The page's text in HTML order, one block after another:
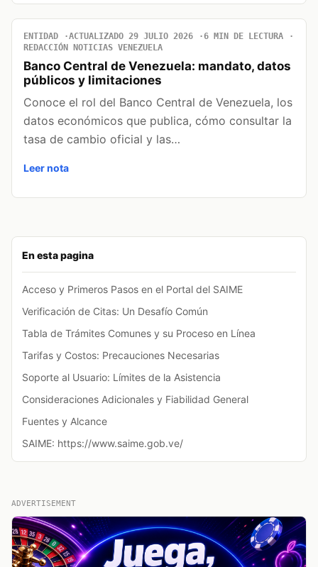
En esta pagina
Acceso y Primeros Pasos en el Portal del SAIME
Verificación de Citas: Un Desafío Común
Tabla de Trámites Comunes y su Proceso en Línea
Tarifas y Costos: Precauciones Necesarias
Soporte al Usuario: Límites de la Asistencia
Consideraciones Adicionales y Fiabilidad General
Fuentes y Alcance
SAIME: https://www.saime.gob.ve/
ENTIDAD ACTUALIZADO 29 JULIO 2026
6 MIN DE LECTURA
REDACCIÓN NOTICIAS VENEZUELA
Banco Central de Venezuela: mandato, datos
públicos y limitaciones
Conoce el rol del Banco Central de Venezuela, los
datos económicos que publica, cómo consultar la
tasa de cambio oficial y las…
Leer nota
ADVERTISEMENT